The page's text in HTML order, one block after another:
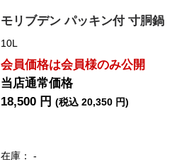
モリブデン パッキン付 寸胴鍋
10L
会員価格は会員様のみ公開
当店通常価格
18,500 円(税込 20,350 円)
在庫： -